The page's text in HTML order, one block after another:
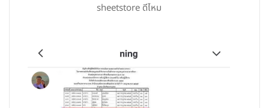
sheetstore ดีไหม